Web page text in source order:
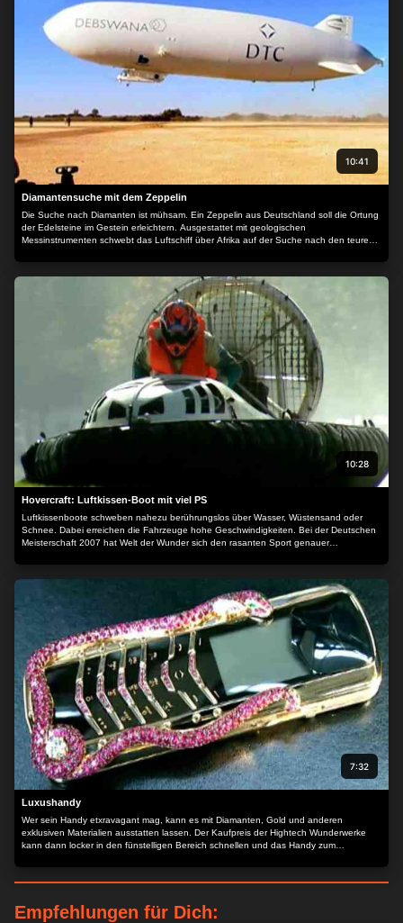
10:41
Diamantensuche mit dem Zeppelin
Die Suche nach Diamanten ist mühsam. Ein Zeppelin aus Deutschland soll die Ortung
der Edelsteine im Gestein erleichtern. Ausgestattet mit geologischen
Messinstrumenten schwebt das Luftschiff über Afrika auf der Suche nach den teuren
10:28
Hovercraft: Luftkissen-Boot mit viel PS
Luftkissenboote schweben nahezu berührungslos über Wasser, Wüstensand oder
Schnee. Dabei erreichen die Fahrzeuge hohe Geschwindigkeiten. Bei der Deutschen
Meisterschaft 2007 hat Welt der Wunder sich den rasanten Sport genauer
7:32
Luxushandy
Wer sein Handy etxravagant mag, kann es mit Diamanten, Gold und anderen
exklusiven Materialien ausstatten lassen. Der Kaufpreis der Hightech Wunderwerke
kann dann locker in den fünstelligen Bereich schnellen und das Handy zum
Empfehlungen für Dich: